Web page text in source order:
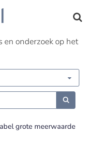
5
en onderzoek op het
grote meerwaarde